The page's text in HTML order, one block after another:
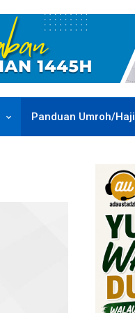
Panduan Umroh/Haji